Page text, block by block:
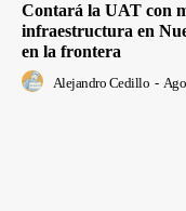
Contará la UAT con
infraestructura en
en la frontera
Alejandro Cedillo -